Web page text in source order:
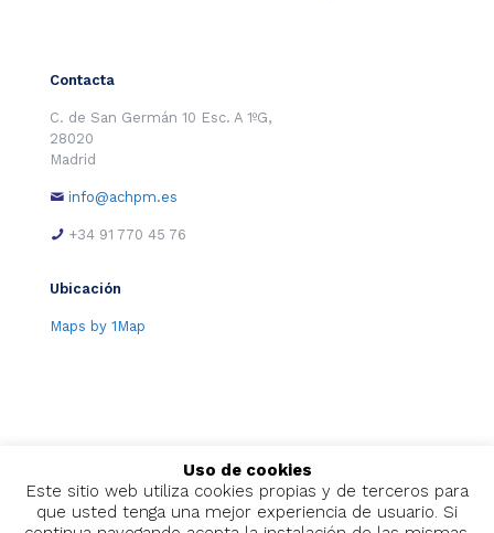
Contacta
C. de San Germán 10 Esc. A 1ºG,
28020
Madrid
info@achpm.es
+34 91 770 45 76
Ubicación
Maps by 1Map
Uso de cookies
Este sitio web utiliza cookies propias y de terceros para
que usted tenga una mejor experiencia de usuario. Si